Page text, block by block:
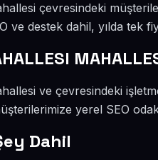
çevresindeki
ve destek dahil, yılda tek
ve çevresindeki
yerel SEO
Dahil